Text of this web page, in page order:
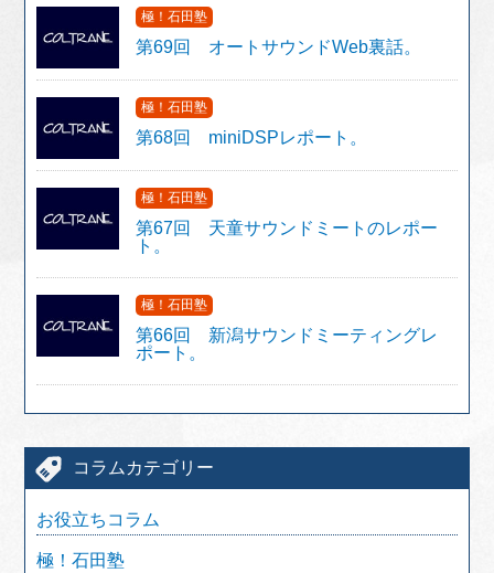
極！石田塾
第69回 オートサウンドWeb裏話。
極！石田塾
第68回 miniDSPレポート。
極！石田塾
第67回 天童サウンドミートのレポー
ト。
極！石田塾
第66回 新潟サウンドミーティングレ
ポート。
コラムカテゴリー
お役立ちコラム
極！石田塾